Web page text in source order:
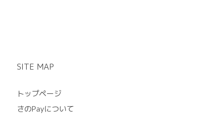
SITE MAP
トップページ
さのPayについて